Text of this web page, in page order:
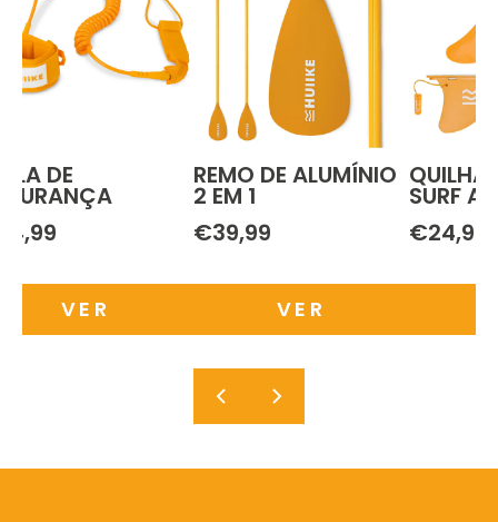
DE
VER
REMO DE ALUMÍNIO
2 EM 1
€39,99
VER
SURF
€24,99